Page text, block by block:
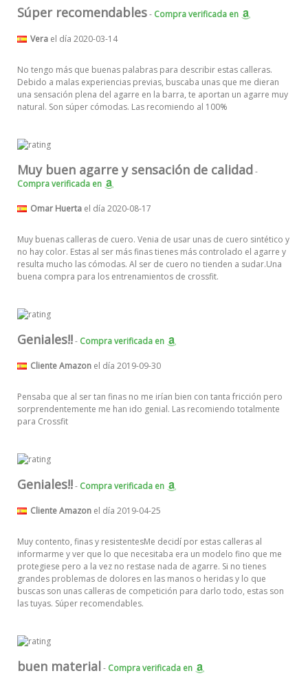
Súper recomendables- Compra verificada en
Vera el día 2020-03-14
No tengo más que buenas palabras para describir estas calleras.
Debido a malas experiencias previas, buscaba unas que me dieran
una sensación plena del agarre en la barra, te aportan un agarre muy
natural. Son súper cómodas. Las recomiendo al 100%
Muy buen agarre y sensación de calidad-
Compra verificada en
Omar Huerta el día 2020-08-17
Muy buenas calleras de cuero. Venia de usar unas de cuero sintético y
no hay color. Estas al ser más finas tienes más controlado el agarre y
resulta mucho las cómodas. Al ser de cuero no tienden a sudar.Una
buena compra para los entrenamientos de crossfit.
Geniales!!- Compra verificada en
Cliente Amazon el día 2019-09-30
Pensaba que al ser tan finas no me irían bien con tanta fricción pero
sorprendentemente me han ido genial. Las recomiendo totalmente
para Crossfit
Geniales!!- Compra verificada en
Cliente Amazon el día 2019-04-25
Muy contento, finas y resistentesMe decidí por estas calleras al
informarme y ver que lo que necesitaba era un modelo fino que me
protegiese pero a la vez no restase nada de agarre. Si no tienes
grandes problemas de dolores en las manos o heridas y lo que
buscas son unas calleras de competición para darlo todo, estas son
las tuyas. Súper recomendables.
buen material- Compra verificada en